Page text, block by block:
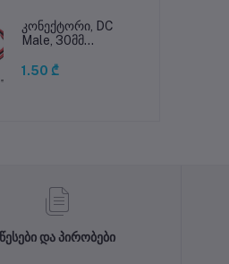
კონექტორი, DC
Male, 30მმ
1.50 ₾
წესები და პირობები